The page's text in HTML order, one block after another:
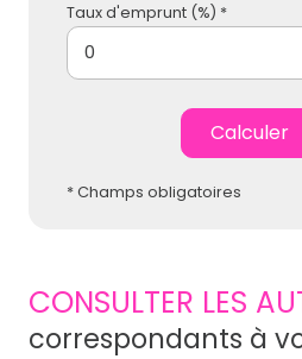
Taux d'emprunt (%) *
Calculer
* Champs obligatoires
CONSULTER LES
correspondants à